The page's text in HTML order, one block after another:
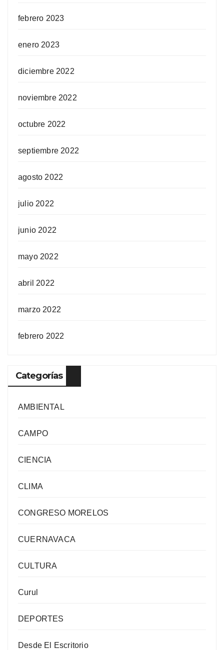
febrero 2023
enero 2023
diciembre 2022
noviembre 2022
octubre 2022
septiembre 2022
agosto 2022
julio 2022
junio 2022
mayo 2022
abril 2022
marzo 2022
febrero 2022
Categorías
AMBIENTAL
CAMPO
CIENCIA
CLIMA
CONGRESO MORELOS
CUERNAVACA
CULTURA
Curul
DEPORTES
Desde El Escritorio